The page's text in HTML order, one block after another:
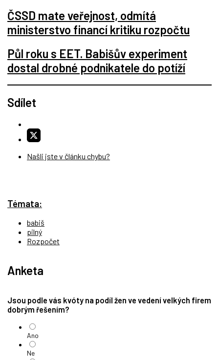
ČSSD mate veřejnost, odmítá
ministerstvo financí kritiku rozpočtu
Půl roku s EET. Babišův experiment
dostal drobné podnikatele do potíží
Sdílet
Našli jste v článku chybu?
Témata:
babiš
pilný
Rozpočet
Anketa
Jsou podle vás kvóty na podíl žen ve vedení velkých firem
dobrým řešením?
Ano
Ne